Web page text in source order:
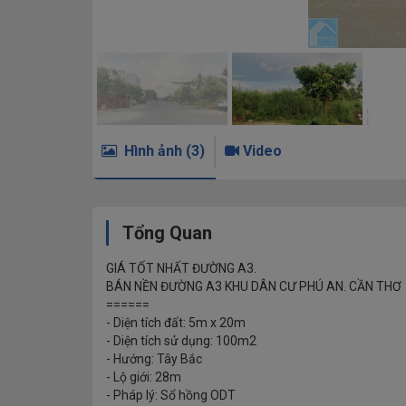
Hình ảnh (3) Video
Tổng Quan
GIÁ TỐT NHẤT ĐƯỜNG A3.
BÁN NỀN ĐƯỜNG A3 KHU DÂN CƯ PHÚ AN. CẦN THƠ
======
- Diện tích đất: 5m x 20m
- Diện tích sử dụng: 100m2
- Hướng: Tây Bắc
- Lộ giới: 28m
- Pháp lý: Sổ hồng ODT